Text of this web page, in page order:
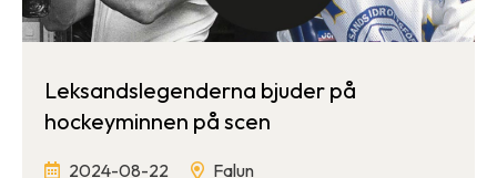
Leksandslegenderna bjuder på
hockeyminnen på scen
2024-08-22 Falun